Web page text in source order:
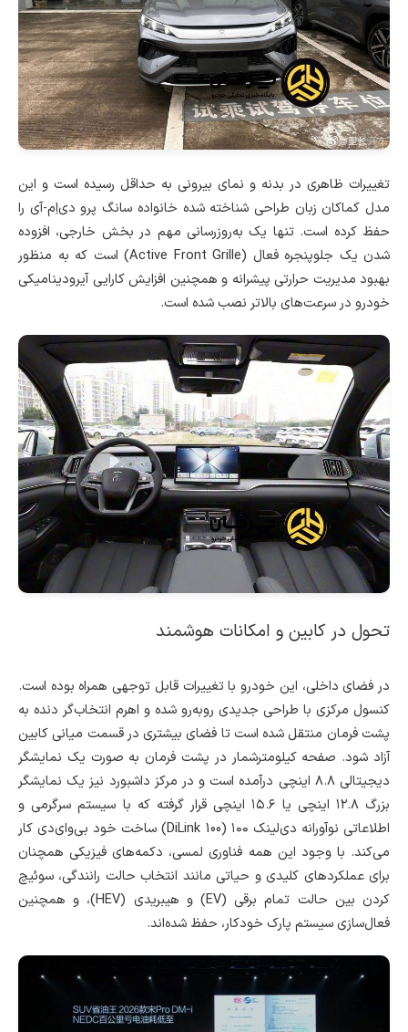
تغییرات ظاهری در بدنه و نمای بیرونی به حداقل رسیده است و این
مدل کماکان زبان طراحی شناخته شده خانواده سانگ پرو دی‌اِم-آی را
حفظ کرده است. تنها یک به‌روزرسانی مهم در بخش خارجی، افزوده
شدن یک جلوپنجره فعال (Active Front Grille) است که به منظور
بهبود مدیریت حرارتی پیشرانه و همچنین افزایش کارایی آیرودینامیکی
خودرو در سرعت‌های بالاتر نصب شده است.
تحول در کابین و امکانات هوشمند
در فضای داخلی، این خودرو با تغییرات قابل توجهی همراه بوده است.
کنسول مرکزی با طراحی جدیدی روبه‌رو شده و اهرم انتخاب‌گر دنده به
پشت فرمان منتقل شده است تا فضای بیشتری در قسمت میانی کابین
آزاد شود. صفحه کیلومترشمار در پشت فرمان به صورت یک نمایشگر
دیجیتالی ۸.۸ اینچی درآمده است و در مرکز داشبورد نیز یک نمایشگر
بزرگ ۱۲.۸ اینچی یا ۱۵.۶ اینچی قرار گرفته که با سیستم سرگرمی و
اطلاعاتی نوآورانه دی‌لینک ۱۰۰ (DiLink 100) ساخت خود بی‌وای‌دی کار
می‌کند. با وجود این همه فناوری لمسی، دکمه‌های فیزیکی همچنان
برای عملکردهای کلیدی و حیاتی مانند انتخاب حالت رانندگی، سوئیچ
کردن بین حالت تمام برقی (EV) و هیبریدی (HEV)، و همچنین
فعال‌سازی سیستم پارک خودکار، حفظ شده‌اند.